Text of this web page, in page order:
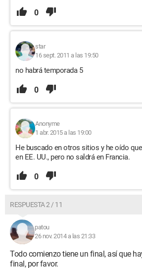
0
star
16 sept. 2011 a las 19:50
no habrá temporada 5
0
Anonyme
1 abr. 2015 a las 19:00
He buscado en otros sitios y he oído
en EE. UU., pero no saldrá en Francia.
0
RESPUESTA 2 / 11
patou
26 nov. 2014 a las 21:33
Todo comienzo tiene un final, así que
final, por favor.